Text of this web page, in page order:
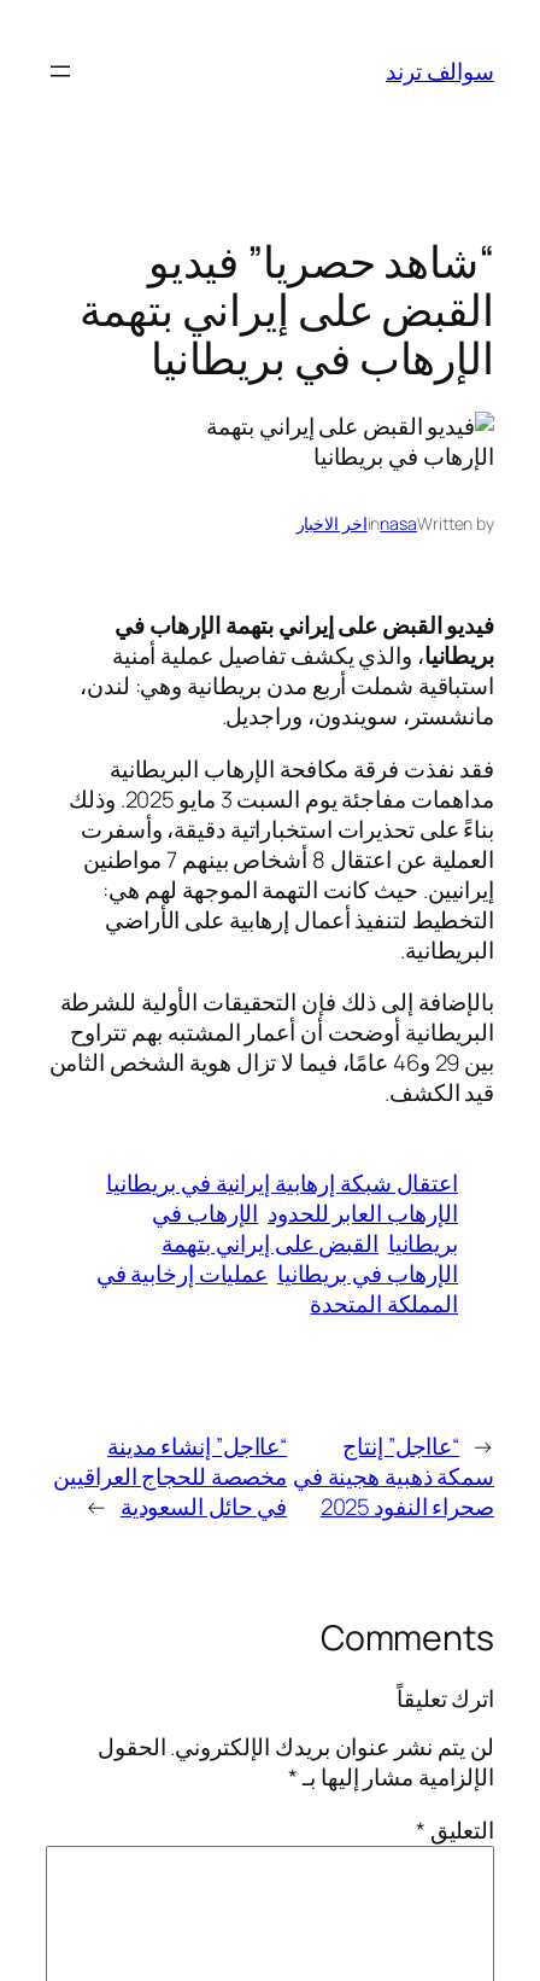
المحتوى
سوالف ترند
“شاهد حصريا” فيديو
القبض على إيراني بتهمة
الإرهاب في بريطانيا
Written by
nasa
inاخر الاخبار
فيديو القبض على إيراني بتهمة الإرهاب في
بريطانيا، والذي يكشف تفاصيل عملية أمنية
استباقية شملت أربع مدن بريطانية وهي: لندن،
مانشستر، سويندون، وراجديل.
فقد نفذت فرقة مكافحة الإرهاب البريطانية
مداهمات مفاجئة يوم السبت 3 مايو 2025. وذلك
بناءً على تحذيرات استخباراتية دقيقة، وأسفرت
العملية عن اعتقال 8 أشخاص بينهم 7 مواطنين
إيرانيين. حيث كانت التهمة الموجهة لهم هي:
التخطيط لتنفيذ أعمال إرهابية على الأراضي
البريطانية.
بالإضافة إلى ذلك فإن التحقيقات الأولية للشرطة
البريطانية أوضحت أن أعمار المشتبه بهم تتراوح
بين 29 و46 عامًا، فيما لا تزال هوية الشخص الثامن
قيد الكشف.
اعتقال شبكة إرهابية إيرانية في بريطانيا
الإرهاب العابر للحدود الإرهاب في
بريطانيا القبض على إيراني بتهمة
الإرهاب في بريطانيا عمليات إرخابية في
المملكة المتحدة
← “عااجل” إنتاج
سمكة ذهبية هجينة في
صحراء النفود 2025
“عااجل” إنشاء مدينة
مخصصة للحجاج العراقيين
في حائل السعودية →
Comments
اترك تعليقاً
لن يتم نشر عنوان بريدك الإلكتروني.الحقول
الإلزامية مشار إليها بـ*
التعليق *